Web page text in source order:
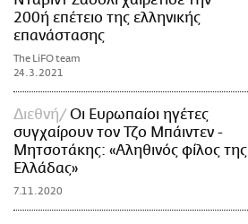
200ή επέτειο της ελληνικής
επανάστασης
The LiFO team
24.3.2021
Διεθνή
Οι Ευρωπαίοι ηγέτες
συγχαίρουν τον Τζο Μπάιντεν -
Μητσοτάκης: «Αληθινός φίλος της
Ελλάδας»
7.11.2020